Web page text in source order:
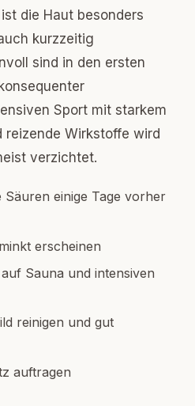
die Haut besonders
kurzzeitig
sind in den ersten
Sport mit starkem
reizende Wirkstoffe wird
verzichtet.
Säuren einige Tage vorher
erscheinen
Sauna und intensiven
reinigen und gut
auftragen